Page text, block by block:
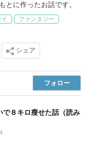
とに作ったお話です。
ファンタジー
シェア
フォロー
で８キロ瘦せた話（読み